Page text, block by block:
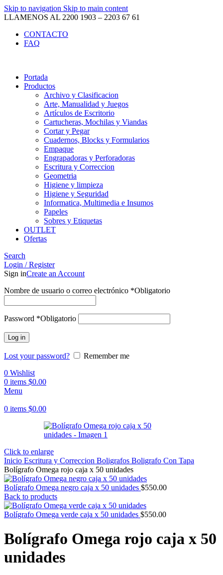
Skip to navigation Skip to main content
LLAMENOS AL 2200 1903 – 2203 67 61
CONTACTO
FAQ
Portada
Productos
Archivo y Clasificacion
Arte, Manualidad y Juegos
Artículos de Escritorio
Cartucheras, Mochilas y Viandas
Cortar y Pegar
Cuadernos, Blocks y Formularios
Empaque
Engrapadoras y Perforadoras
Escritura y Correccion
Geometria
Higiene y limpieza
Higiene y Seguridad
Informatica, Multimedia e Insumos
Papeles
Sobres y Etiquetas
OUTLET
Ofertas
Search
Login / Register
Sign inCreate an Account
Nombre de usuario o correo electrónico *Obligatorio
Password *Obligatorio
Log in
Lost your password?
Remember me
0 Wishlist
0 items $0.00
Menu
0 items $0.00
Click to enlarge
Inicio Escritura y Correccion Boligrafos Boligrafo Con Tapa
Bolígrafo Omega rojo caja x 50 unidades
Bolígrafo Omega negro caja x 50 unidades $550.00
Back to products
Bolígrafo Omega verde caja x 50 unidades $550.00
Bolígrafo Omega rojo caja x 50
unidades